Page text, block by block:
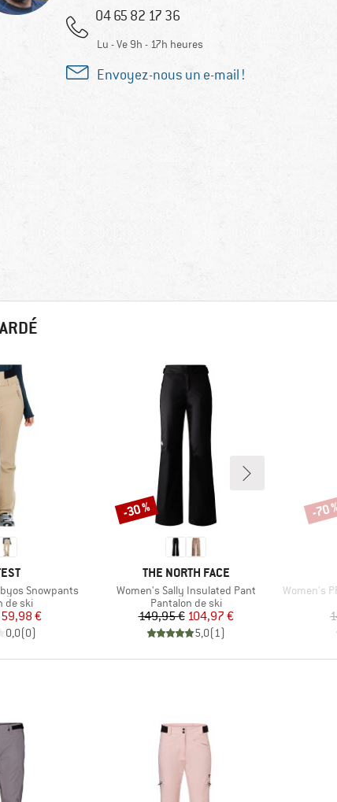
04 65 82 17 36
Lu - Ve 9h - 17h heures
Envoyez-nous un e-mail !
Snowpants
de ski
réduit
59,98 €
0,0(0)
MARQUE
THE NORTH FACE
Article
Women's Sally Insulated Pant
Product group
Pantalon de ski
Prix
149,95 €Prix réduit
104,97 €
5,0(1)
Remise
-30 %
Article
Women's
-70